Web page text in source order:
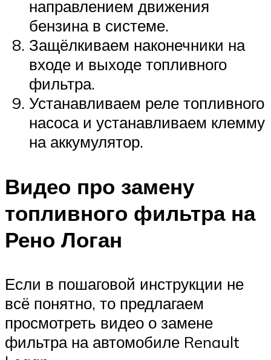
направлением движения
бензина в системе.
Защёлкиваем наконечники на
входе и выходе топливного
фильтра.
Устанавливаем реле топливного
насоса и устанавливаем клемму
на аккумулятор.
Видео про замену
топливного фильтра на
Рено Логан
Если в пошаговой инструкции не
всё понятно, то предлагаем
просмотреть видео о замене
фильтра на автомобиле Renault